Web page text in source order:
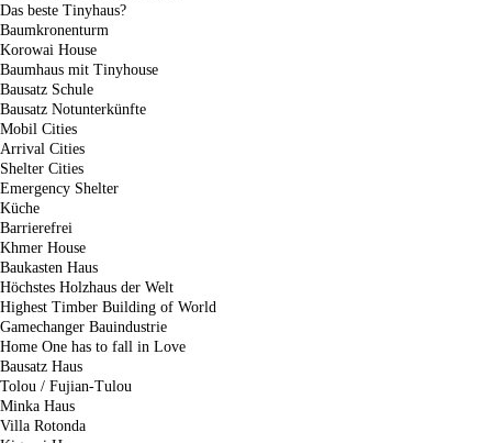
Das beste Tinyhaus?
Baumkronenturm
Korowai House
Baumhaus mit Tinyhouse
Bausatz Schule
Bausatz Notunterkünfte
Mobil Cities
Arrival Cities
Shelter Cities
Emergency Shelter
Küche
Barrierefrei
Khmer House
Baukasten Haus
Höchstes Holzhaus der Welt
Highest Timber Building of World
Gamechanger Bauindustrie
Home One has to fall in Love
Bausatz Haus
Tolou / Fujian-Tulou
Minka Haus
Villa Rotonda